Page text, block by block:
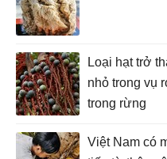
Loại hạt trở
nhỏ trong vụ
trong rừng
Việt Nam có